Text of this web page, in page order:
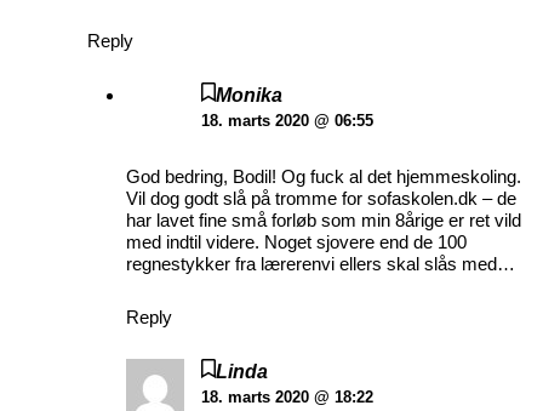
Reply
Monika
18. marts 2020 @ 06:55
God bedring, Bodil! Og fuck al det hjemmeskoling.
Vil dog godt slå på tromme for sofaskolen.dk – de
har lavet fine små forløb som min 8årige er ret vild
med indtil videre. Noget sjovere end de 100
regnestykker fra lærerenvi ellers skal slås med…
Reply
Linda
18. marts 2020 @ 18:22